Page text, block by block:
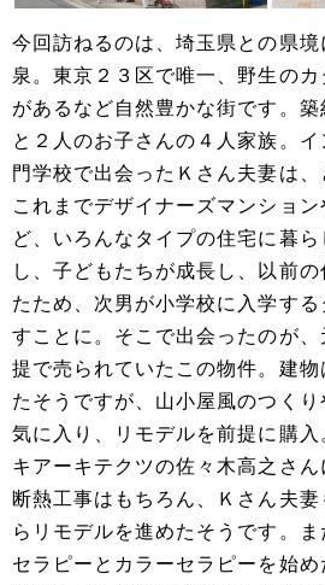
今回訪ねるのは、埼玉県との県
泉。東京２３区で唯一、野生の
があるなど自然豊かな街です。
と２人のお子さんの４人家族。
門学校で出会ったＫさん夫妻は、
これまでデザイナーズマンショ
ど、いろんなタイプの住宅に暮
し、子どもたちが成長し、以前
たため、次男が小学校に入学す
すことに。そこで出会ったのが
提で売られていたこの物件。建
たそうですが、山小屋風のつく
気に入り、リモデルを前提に購
キアーキテクツの佐々木高之さん
断熱工事はもちろん、Ｋさん夫
らリモデルを進めたそうです。
セラピーとカラーセラピーを始